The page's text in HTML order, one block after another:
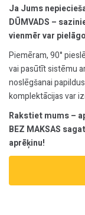
Ja Jums
DŪMVADS –
vienmēr var
Piemēram, 90°
vai pasūtīt sistēmu
noslēgšanai
komplektācijas var
Rakstiet mums –
BEZ MAKSAS
aprēķinu!